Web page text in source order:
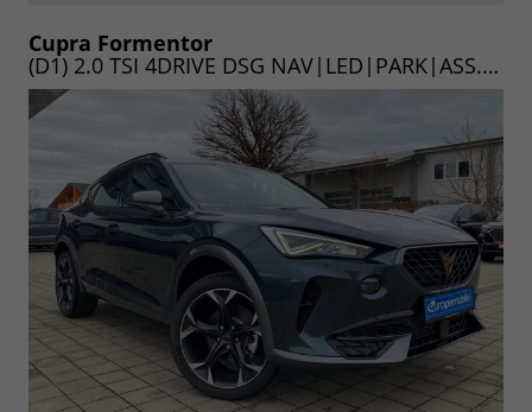
speichern/drucken
Cupra Formentor
(D1) 2.0 TSI 4DRIVE DSG NAV|LED|PARK|ASS.P.L|WINTER|19"|KEY|HECK|UVM. (Vorlauf 07.06.2026